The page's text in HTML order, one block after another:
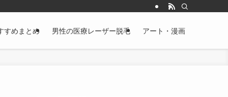
すめまとめ 男性の医療レーザー脱毛 アート・漫画